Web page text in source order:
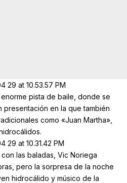
pista de baile, donde se
en la que también
como «Juan Martha»,
las baladas, Vic Noriega
pero la sorpresa de la noche
hidrocálido y músico de la